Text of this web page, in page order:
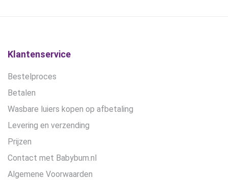
productpagina
Klantenservice
Bestelproces
Betalen
Wasbare luiers kopen op afbetaling
Levering en verzending
Prijzen
Contact met Babybum.nl
Algemene Voorwaarden